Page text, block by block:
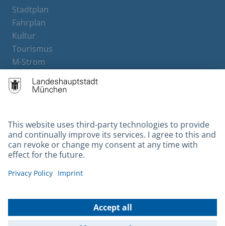
Stadtplan
Fahrplan
Kultur
Tourismus
M-Strom
Hotels
Contact
Barrierefreiheit
Leichte Sprache
Gebärdensprache
Kontakt